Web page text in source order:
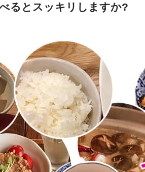
るとスッキリしますか?